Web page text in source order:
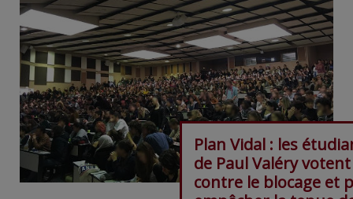
Plan Vidal : les
de Paul Valéry votent
contre le blocage et